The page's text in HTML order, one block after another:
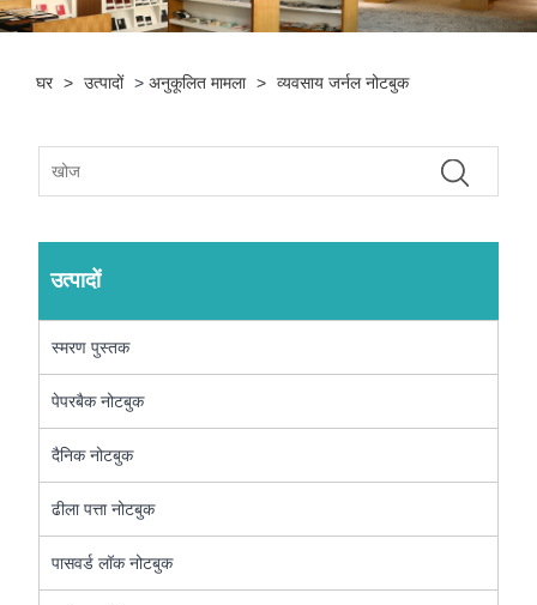
घर > उत्पादों >अनुकूलित मामला > व्यवसाय जर्नल नोटबुक
उत्पादों
स्मरण पुस्तक
पेपरबैक नोटबुक
दैनिक नोटबुक
ढीला पत्ता नोटबुक
पासवर्ड लॉक नोटबुक